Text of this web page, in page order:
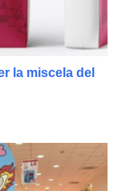
la miscela del